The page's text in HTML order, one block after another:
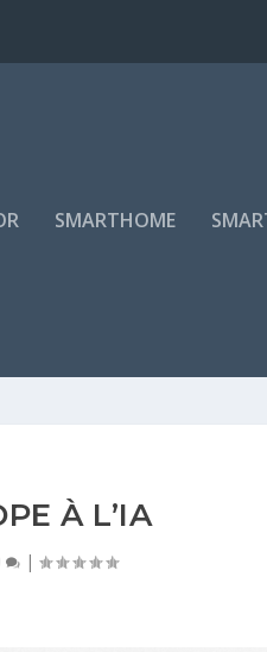
SMARTHOME
À L’IA
|